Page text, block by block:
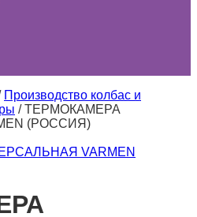
Производство колбас и
/ТЕРМОКАМЕРА
(РОССИЯ)